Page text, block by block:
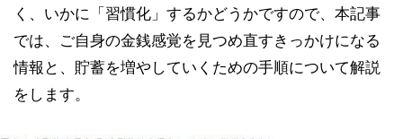
く、いかに「習慣化」するかどうかですので、本記事
では、ご自身の金銭感覚を見つめ直すきっかけになる
情報と、貯蓄を増やしていくための手順について解説
をします。